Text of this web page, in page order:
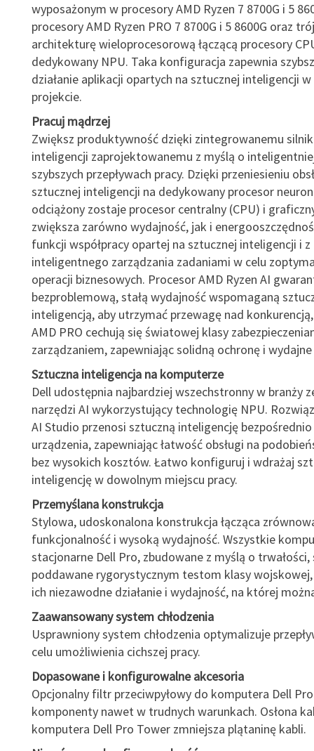
wyposażonym w procesory AMD Ryzen 7 8700G i 5
procesory AMD Ryzen PRO 7 8700G i 5 8600G oraz
architekturę wieloprocesorową łączącą procesory
dedykowany NPU. Taka konfiguracja zapewnia
działanie aplikacji opartych na sztucznej inteligencji
projekcie.
Pracuj mądrzej
Zwiększ produktywność dzięki zintegrowanemu
inteligencji zaprojektowanemu z myślą o
szybszych przepływach pracy. Dzięki przeniesieniu
sztucznej inteligencji na dedykowany procesor
odciążony zostaje procesor centralny (CPU) i
zwiększa zarówno wydajność, jak i
funkcji współpracy opartej na sztucznej inteligencji i z
inteligentnego zarządzania zadaniami w celu
operacji biznesowych. Procesor AMD Ryzen AI
bezproblemową, stałą wydajność wspomaganą
inteligencją, aby utrzymać przewagę nad
AMD PRO cechują się światowej klasy
zarządzaniem, zapewniając solidną ochronę i
Sztuczna inteligencja na komputerze
Dell udostępnia najbardziej wszechstronny w branży
narzędzi AI wykorzystujący technologię NPU.
AI Studio przenosi sztuczną inteligencję
urządzenia, zapewniając łatwość obsługi na
bez wysokich kosztów. Łatwo konfiguruj i wdrażaj
inteligencję w dowolnym miejscu pracy.
Przemyślana konstrukcja
Stylowa, udoskonalona konstrukcja łącząca
funkcjonalność i wysoką wydajność. Wszystkie
stacjonarne Dell Pro, zbudowane z myślą o trwałości,
poddawane rygorystycznym testom klasy wojskowej,
ich niezawodne działanie i wydajność, na której
Zaawansowany system chłodzenia
Usprawniony system chłodzenia optymalizuje
celu umożliwienia cichszej pracy.
Dopasowane i konfigurowalne akcesoria
Opcjonalny filtr przeciwpyłowy do komputera Dell
komponenty nawet w trudnych warunkach. Osłona
komputera Dell Pro Tower zmniejsza plątaninę kabli.